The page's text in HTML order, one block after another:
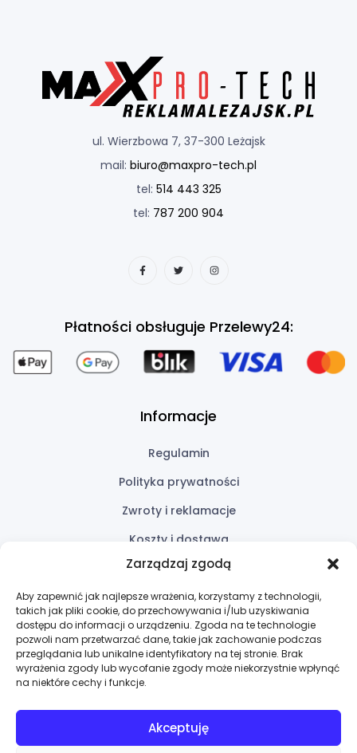
Zarządzaj zgodą
Aby zapewnić jak najlepsze wrażenia, korzystamy z technologii,
takich jak pliki cookie, do przechowywania i/lub uzyskiwania
dostępu do informacji o urządzeniu. Zgoda na te technologie
pozwoli nam przetwarzać dane, takie jak zachowanie podczas
przeglądania lub unikalne identyfikatory na tej stronie. Brak
wyrażenia zgody lub wycofanie zgody może niekorzystnie wpłynąć
na niektóre cechy i funkcje.
Akceptuję
ul. Wierzbowa 7, 37-300 Leżajsk
mail: biuro@maxpro-tech.pl
tel: 514 443 325
tel: 787 200 904
Informacje
Regulamin
Polityka prywatności
Zwroty i reklamacje
Koszty i dostawa
Przydatne linki
Oferta
Wycena
Płatności obsługuje Przelewy24: